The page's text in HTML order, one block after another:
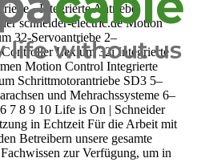
· Integrierte Antriebe
schneider-electric.de Motion
32-Servoantriebe 2–
Lexium 32i Integrierte
Motion Control Integrierte
Schrittmotorantriebe SD3 5–
und Mehrachssysteme 6–
7 8 9 10 Life is On | Schneider
in Echtzeit Für die Arbeit mit
Betreibern unsere gesamte
zur Verfügung, um in